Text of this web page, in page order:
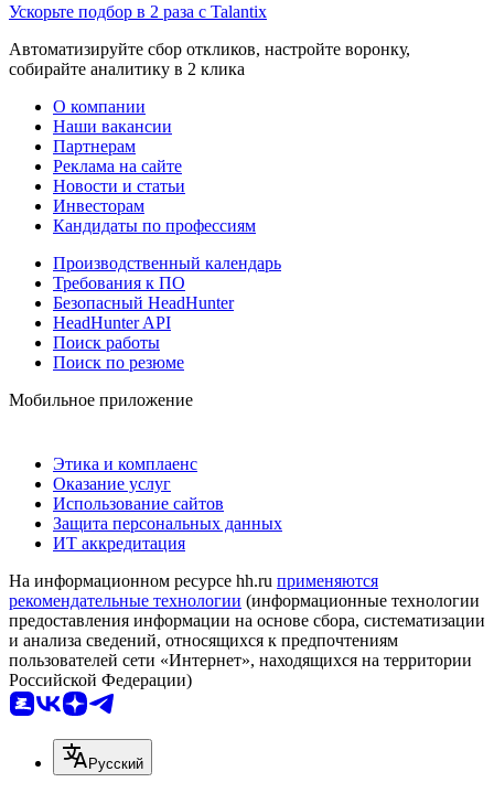
Ускорьте подбор в 2 раза с Talantix
Автоматизируйте сбор откликов, настройте воронку,
собирайте аналитику в 2 клика
О компании
Наши вакансии
Партнерам
Реклама на сайте
Новости и статьи
Инвесторам
Кандидаты по профессиям
Производственный календарь
Требования к ПО
Безопасный HeadHunter
HeadHunter API
Поиск работы
Поиск по резюме
Мобильное приложение
Этика и комплаенс
Оказание услуг
Использование сайтов
Защита персональных данных
ИТ аккредитация
На информационном ресурсе hh.ru применяются
рекомендательные технологии (информационные технологии
предоставления информации на основе сбора, систематизации
и анализа сведений, относящихся к предпочтениям
пользователей сети «Интернет», находящихся на территории
Российской Федерации)
Русский